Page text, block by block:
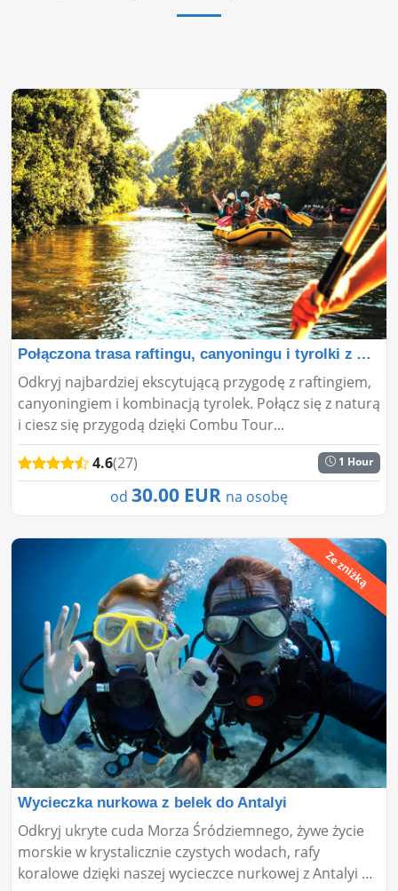
Połączona trasa raftingu, canyoningu i tyrolki z Ant
Odkryj najbardziej ekscytującą przygodę z raftingiem,
canyoningiem i kombinacją tyrolek. Połącz się z naturą
i ciesz się przygodą dzięki Combu Tour...
4.6(27) 1 Hour
od 30.00 EUR na osobę
Ze zniżką
Wycieczka nurkowa z belek do Antalyi
Odkryj ukryte cuda Morza Śródziemnego, żywe życie
morskie w krystalicznie czystych wodach, rafy
koralowe dzięki naszej wycieczce nurkowej z Antalyi do